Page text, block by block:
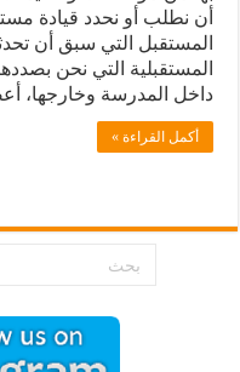
أن نطلب أو نحدد قيادة
المستقبل التي سبق أن
المستقبلية التي نحن
داخل المدرسة وخارجها،
أكمل القراءة »